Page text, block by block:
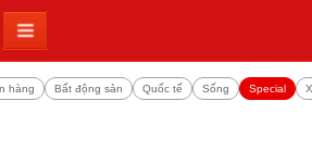
hàng Bất động sản Quốc tế Sống Special